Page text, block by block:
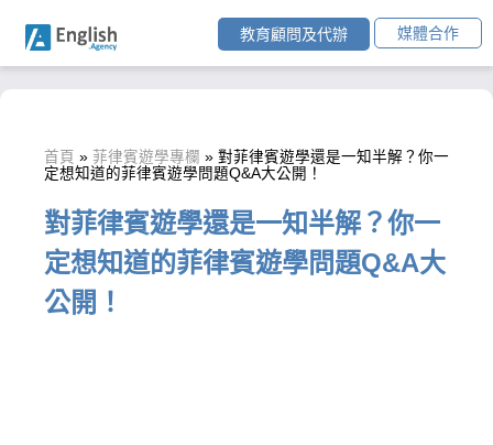
教育顧問及代辦 媒體合作
首頁 » 菲律賓遊學專欄 » 對菲律賓遊學還是一知半解？你一
定想知道的菲律賓遊學問題Q&A大公開！
對菲律賓遊學還是一知半解？你一
定想知道的菲律賓遊學問題Q&A大
公開！